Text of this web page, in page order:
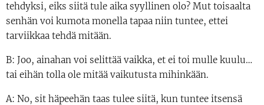
tehdyksi, eiks siitä tule aika syyllinen olo? Mut toisaalta
senhän voi kumota monella tapaa niin tuntee, ettei
tarviikkaa tehdä mitään.
B: Joo, ainahan voi selittää vaikka, et ei toi mulle kuulu…
tai eihän tolla ole mitää vaikutusta mihinkään.
A: No, sit häpeehän taas tulee siitä, kun tuntee itsensä